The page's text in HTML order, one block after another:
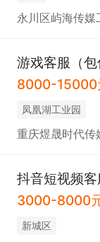
永川区屿海传媒
游戏客服（包
8000-15000
凤凰湖工业园
重庆煜晟时代传
抖音短视频客
3000-8000
新城区